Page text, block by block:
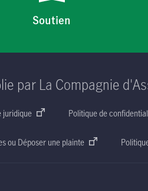
Soutien
par La Compagnie
juridique Politique de
ou Déposer une plainte